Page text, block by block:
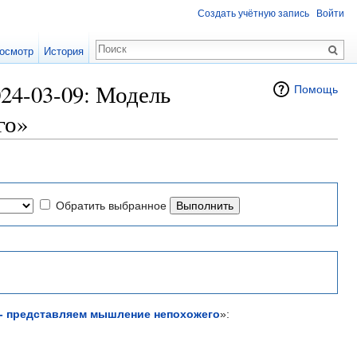
Помощь
03-09: Модель
Обратить выбранное
представляем мышление непохожего»:
Создать учётную запись Войти
История